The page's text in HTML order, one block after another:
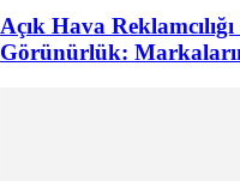
Açık Hava
Görünürlük: